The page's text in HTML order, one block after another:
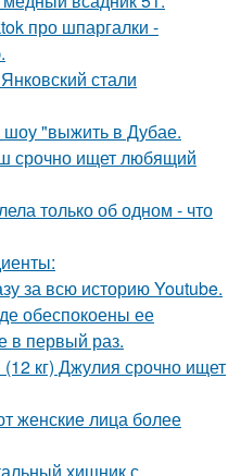
про шпаргалки -
стали
шоу "выжить в Дубае.
срочно ищет любящий
только об одном - что
за всю историю Youtube.
обеспокоены ее
в первый раз.
кг) Джулия срочно ищет
женские лица более